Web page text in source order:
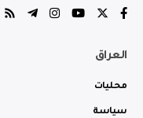
العراق
محليات
سياسة